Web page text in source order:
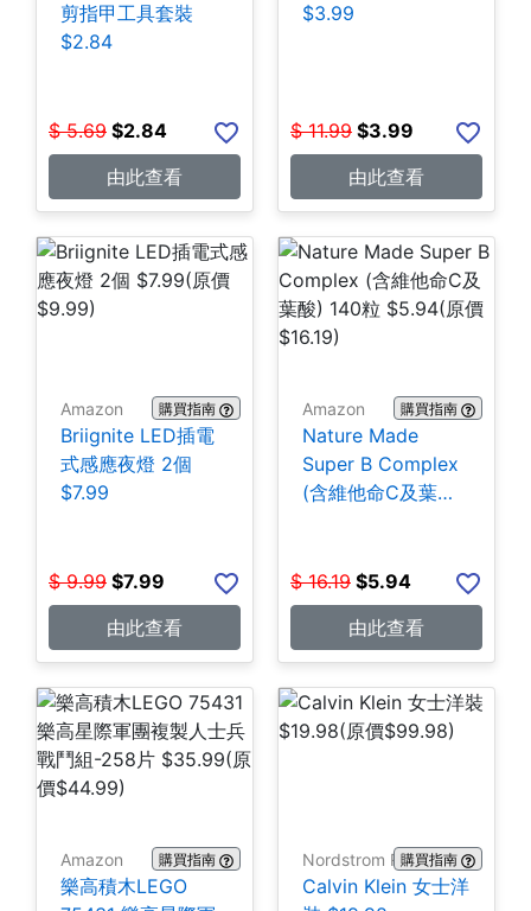
剪指甲工具套裝
$2.84
$ 5.69 $2.84
由此查看
$3.99
$ 11.99 $3.99
由此查看
Amazon 購買指南
Briignite LED插電
式感應夜燈 2個
$7.99
$ 9.99 $7.99
由此查看
Amazon 購買指南
Nature Made
Super B Complex
(含維他命C及葉酸)
$ 16.19 $5.94
由此查看
Amazon 購買指南
樂高積木LEGO
Nordstrom Rack購買指南
Calvin Klein 女士洋